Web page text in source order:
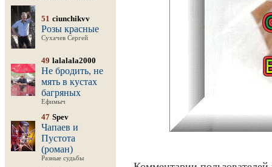
51 ciunchikvv
Розы красные
Сухачев Сергей
49 lalalala2000
Не бродить, не
мять в кустах
багряных
Ефимыч
47 Spev
Чапаев и
Пустота
(роман)
Разные судьбы